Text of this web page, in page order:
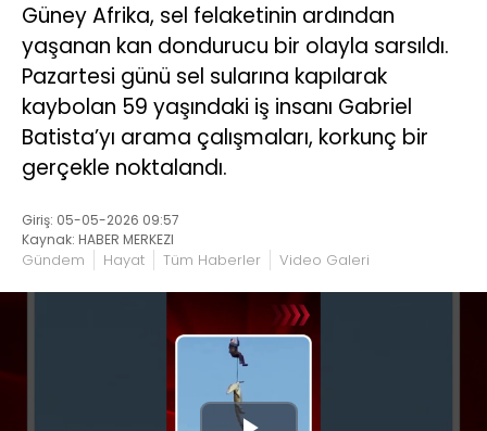
Güney Afrika, sel felaketinin ardından
yaşanan kan dondurucu bir olayla sarsıldı.
Pazartesi günü sel sularına kapılarak
kaybolan 59 yaşındaki iş insanı Gabriel
Batista’yı arama çalışmaları, korkunç bir
gerçekle noktalandı.
Giriş: 05-05-2026 09:57
Kaynak: HABER MERKEZI
Gündem Hayat Tüm Haberler Video Galeri